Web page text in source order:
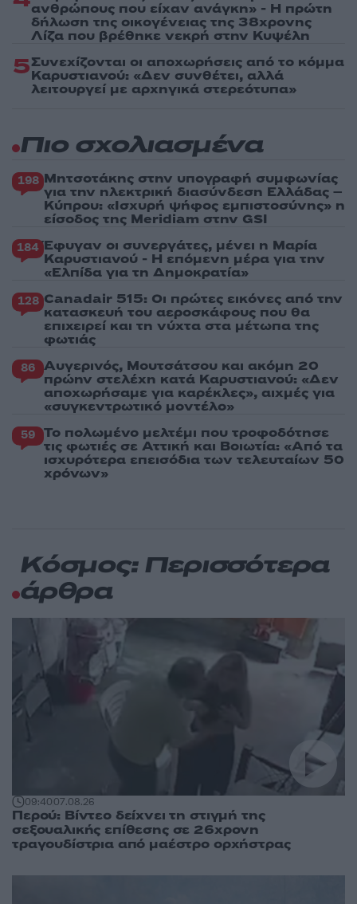
ανθρώπους που είχαν ανάγκη» - Η πρώτη
δήλωση της οικογένειας της 38χρονης
Λίζα που βρέθηκε νεκρή στην Κυψέλη
5Συνεχίζονται οι αποχωρήσεις από το κόμμα
Καρυστιανού: «Δεν συνθέτει, αλλά
λειτουργεί με αρχηγικά στερεότυπα»
Πιο σχολιασμένα
198 Μητσοτάκης στην υπογραφή συμφωνίας
για την ηλεκτρική διασύνδεση Ελλάδας –
Κύπρου: «Ισχυρή ψήφος εμπιστοσύνης» η
είσοδος της Meridiam στην GSI
184 Έφυγαν οι συνεργάτες, μένει η Μαρία
Καρυστιανού - Η επόμενη μέρα για την
«Ελπίδα για τη Δημοκρατία»
128 Canadair 515: Οι πρώτες εικόνες από την
κατασκευή του αεροσκάφους που θα
επιχειρεί και τη νύχτα στα μέτωπα της
φωτιάς
86 Αυγερινός, Μουτσάτσου και ακόμη 20
πρώην στελέχη κατά Καρυστιανού: «Δεν
αποχωρήσαμε για καρέκλες», αιχμές για
«συγκεντρωτικό μοντέλο»
59 Το πολωμένο μελτέμι που τροφοδότησε
τις φωτιές σε Αττική και Βοιωτία: «Από τα
ισχυρότερα επεισόδια των τελευταίων 50
χρόνων»
Κόσμος: Περισσότερα
άρθρα
09:4007.08.26
Περού: Βίντεο δείχνει τη στιγμή της
σεξουαλικής επίθεσης σε 26χρονη
τραγουδίστρια από μαέστρο ορχήστρας